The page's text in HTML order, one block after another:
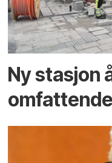
Ny stasjon